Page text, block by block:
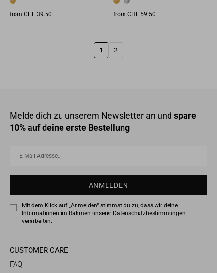
from CHF 39.50 from CHF 59.50
1 2
Melde dich zu unserem Newsletter an und spare
10% auf deine erste Bestellung
ANMELDEN
Mit dem Klick auf „Anmelden“ stimmst du zu, dass wir deine
Informationen im Rahmen unserer Datenschutzbestimmungen
verarbeiten.
CUSTOMER CARE
FAQ